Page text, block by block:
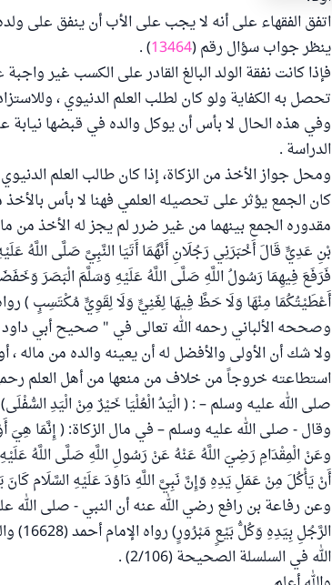
اتفق الفقهاء على أنه لا يجب على الأب أن ينفق على ولده
ينظر جواب سؤال رقم (13464
) .
فإذا كانت نفقة الولد البالغ القادر على الكسب غير
تحصل به الكفاية ولو كان لطلب العلم الدنيوي ،
وفي هذه الحال لا بأس أن يوكل والده في قبضها نيابة
الدراسة .
ومحل جواز الأخذ من الزكاة، إذا كان طالب العلم
كان الجمع يؤثر على تحصيله العلمي فهنا لا بأس بالأخذ
مقدوره الجمع بينهما من غير ضرر لم يجز له الأخذ من
بْنِ عَدِيٍّ قَالَ أَخْبَرَنِي رَجُلَانِ أَنَّهُمَا أَتَيَا النَّبِيَّ صَلَّى اللَّهُ
فَرَفَعَ فِيهِمَا رَسُولُ اللَّهِ صَلَّى اللَّهُ عَلَيْهِ وَسَلَّمَ الْبَصَرَ
وصححه الألباني رحمه الله تعالى في " صحيح أبي داود "
ولا شك أن الأولى والأفضل له أن يعينه والده من ماله
استطاعته خروجاً من خلاف من منعها من أهل العلم
صلى الله عليه وسلم – : ( الْيَدُ الْعُلْيَا خَيْرٌ مِنْ الْيَدِ السُّفْلَى) رواه
وقال - صلى الله عليه وسلم – في مال الزكاة: ( إِنَّمَا هِيَ
وعَنْ الْمِقْدَامِ رَضِيَ اللَّهُ عَنْهُ عَنْ رَسُولِ اللَّهِ صَلَّى اللَّهُ
أَنْ يَأْكُلَ مِنْ عَمَلِ يَدِهِ وَإِنَّ نَبِيَّ اللَّهِ دَاوُدَ عَلَيْهِ السَّلَام كَانَ
وعن رفاعة بن رافع رضي الله عنه أن النبي - صلى
الله في السلسلة الصحيحة (2/106) .